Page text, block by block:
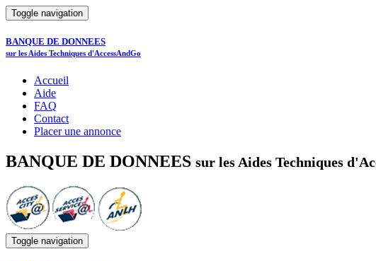
Toggle navigation
BANQUE DE DONNEES
sur les Aides Techniques d'AccessAndGo
Accueil
Aide
FAQ
Contact
Placer une annonce
BANQUE DE DONNEES sur les Aides Techniques
Toggle navigation